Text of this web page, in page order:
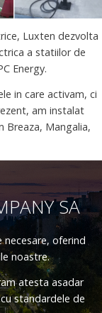
Luxten dezvolta
a statiilor de
Energy.
in care activam, ci
am instalat
Breaza, Mangalia,
SA
oferind
noastre.
atesta asadar
standardele de